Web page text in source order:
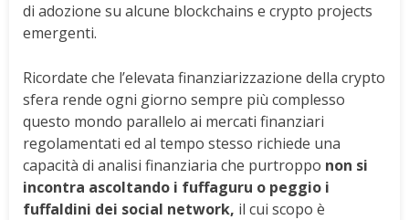
di adozione su alcune blockchains e crypto projects
emergenti.
Ricordate che l’elevata finanziarizzazione della crypto
sfera rende ogni giorno sempre più complesso
questo mondo parallelo ai mercati finanziari
regolamentati ed al tempo stesso richiede una
capacità di analisi finanziaria che purtroppo non si
incontra ascoltando i fuffaguru o peggio i
fuffaldini dei social network, il cui scopo è